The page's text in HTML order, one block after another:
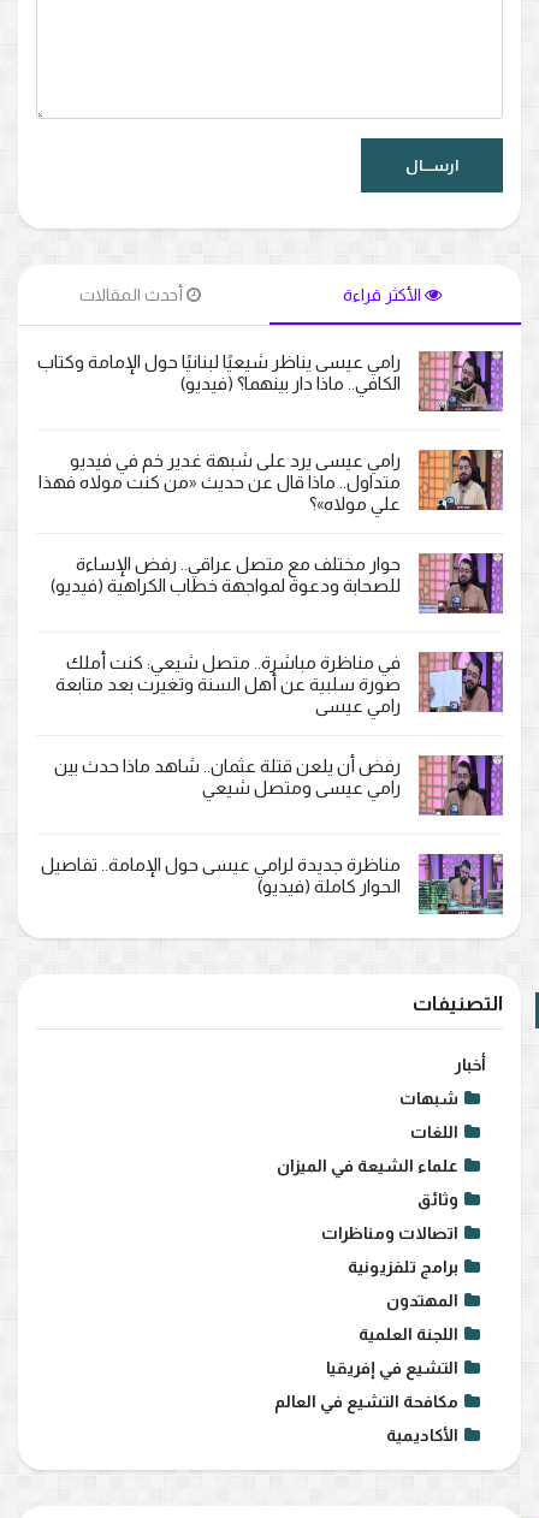
الأكثر قراءة أحدث المقالات
رامي عيسى يناظر شيعيًا لبنانيًا حول الإمامة وكتاب
الكافي.. ماذا دار بينهما؟ (فيديو)
رامي عيسى يرد على شبهة غدير خم في فيديو
متداول.. ماذا قال عن حديث «من كنت مولاه فهذا
علي مولاه»؟
حوار مختلف مع متصل عراقي.. رفض الإساءة
للصحابة ودعوة لمواجهة خطاب الكراهية (فيديو)
في مناظرة مباشرة.. متصل شيعي: كنت أملك
صورة سلبية عن أهل السنة وتغيرت بعد متابعة
رامي عيسى
رفض أن يلعن قتلة عثمان.. شاهد ماذا حدث بين
رامي عيسى ومتصل شيعي
مناظرة جديدة لرامي عيسى حول الإمامة.. تفاصيل
الحوار كاملة (فيديو)
التصنيفات
أخبار
شبهات
اللغات
علماء الشيعة في الميزان
وثائق
اتصالات ومناظرات
برامج تلفزيونية
المهتدون
اللجنة العلمية
التشيع في إفريقيا
مكافحة التشيع في العالم
الأكاديمية